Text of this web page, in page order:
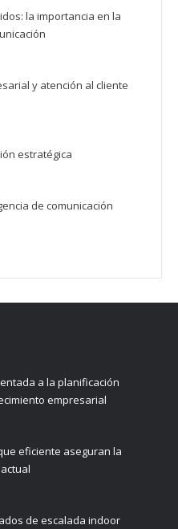
la importancia en la
y atención al cliente
estratégica
de comunicación
a la planificación
empresarial
eficiente aseguran la
de escalada indoor